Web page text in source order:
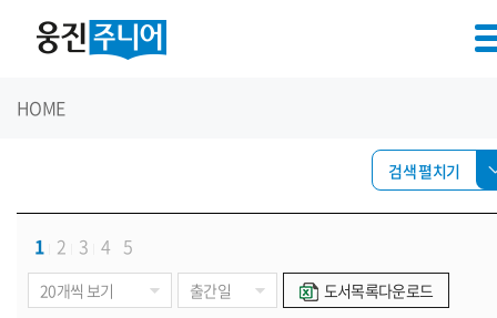
HOME
검색 펼치기
1 2 3 4 5
도서목록다운로드